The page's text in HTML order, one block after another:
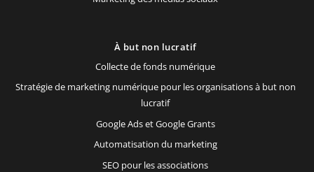
À but non lucratif
Collecte de fonds numérique
Stratégie de marketing numérique pour les organisations à but non
lucratif
Google Ads et Google Grants
Automatisation du marketing
SEO pour les associations